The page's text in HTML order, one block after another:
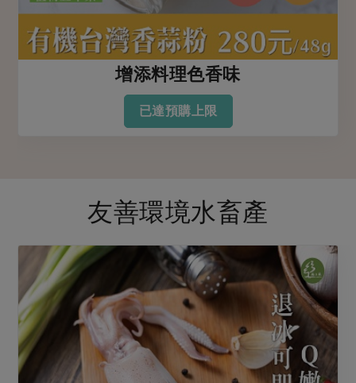
增添料理色香味
已達預購上限
友善環境水畜產